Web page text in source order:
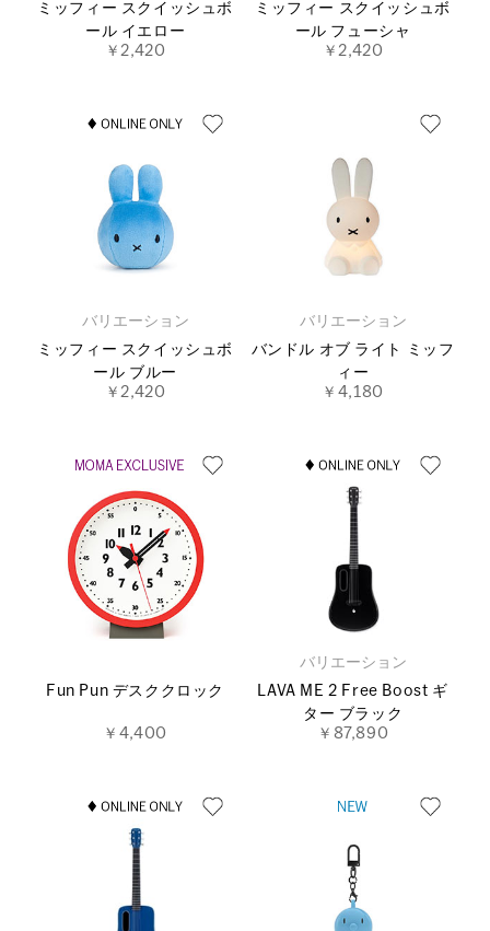
ミッフィー スクイッシュボ
ール イエロー
￥2,420
ミッフィー スクイッシュボ
ール フューシャ
￥2,420
バリエーション
ミッフィー スクイッシュボ
ール ブルー
￥2,420
バリエーション
バンドル オブ ライト ミッフ
ィー
￥4,180
Fun Pun デスククロック
￥4,400
バリエーション
LAVA ME 2 Free Boost ギ
ター ブラック
￥87,890